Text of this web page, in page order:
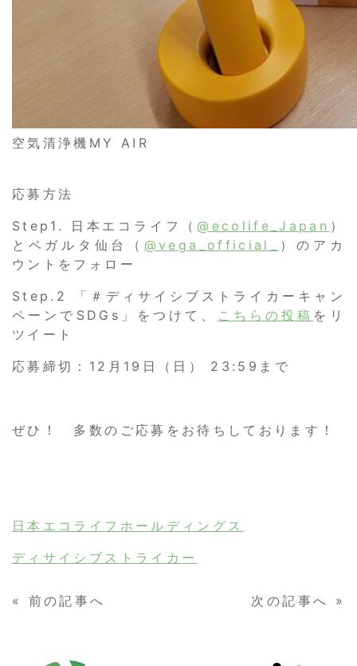
空気清浄機MY AIR
応募方法
Step1. 日本エコライフ（ @ecolife_Japan ）
とベガルタ仙台（ @vega_official_
）のアカ
ウントをフォロー
Step.2 「＃ディサイシブストライカーキャン
ペーンでSDGs」をつけて、
こちらの投稿 をリ
ツイート
応募締切：12月19日（日） 23:59まで
ぜひ！ 多数のご応募をお待ちしております！
日本エコライフホールディングス
ディサイシブストライカー
« 前の記事へ 次の記事へ »